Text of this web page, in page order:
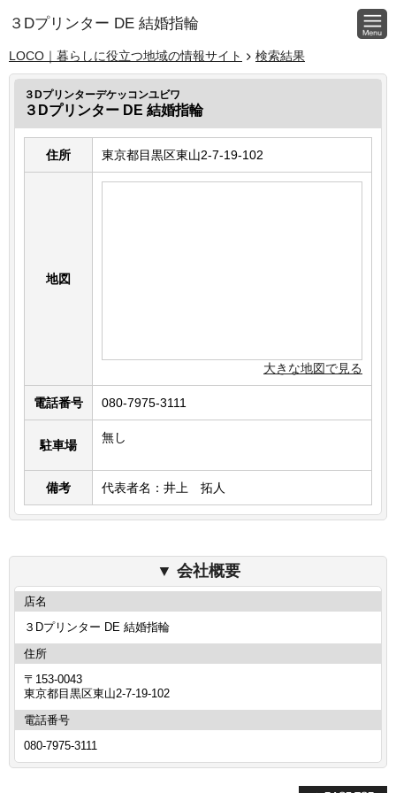
３Dプリンター DE 結婚指輪
LOCO｜暮らしに役立つ地域の情報サイト 検索結果
３Dプリンターデケッコンユビワ
３Dプリンター DE 結婚指輪
住所 東京都目黒区東山2-7-19-102
地図
大きな地図で見る
電話番号 080-7975-3111
駐車場
無し
備考 代表者名：井上 拓人
会社概要
店名
３Dプリンター DE 結婚指輪
住所
〒153-0043
東京都目黒区東山2-7-19-102
電話番号
080-7975-3111